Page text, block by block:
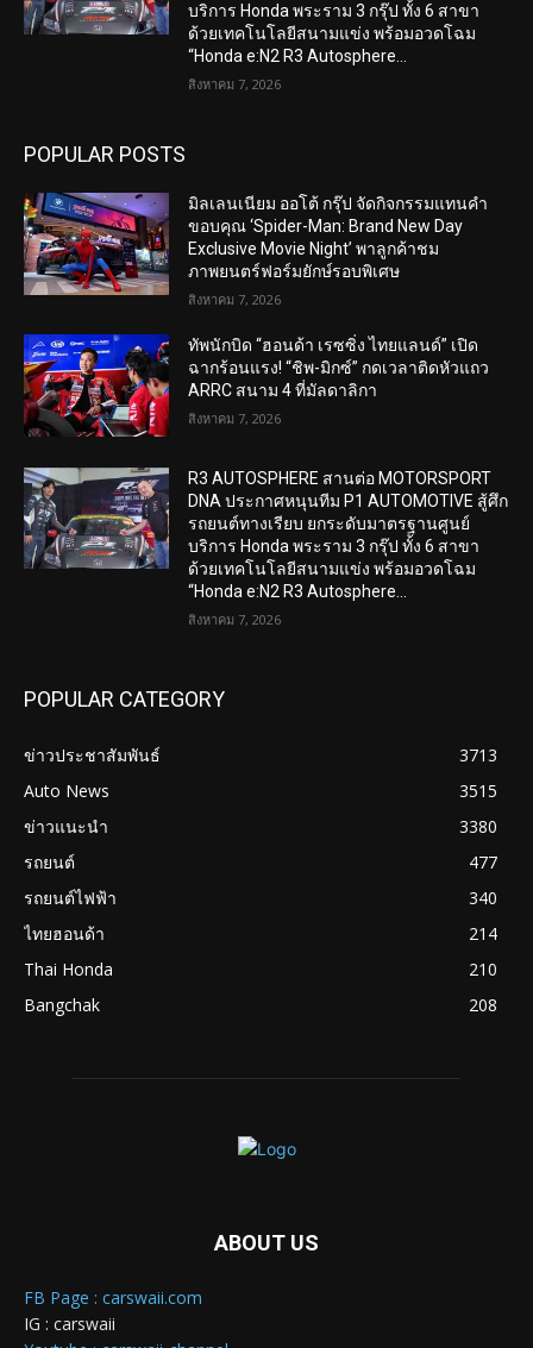
บริการ Honda พระราม 3 กรุ๊ป ทั้ง 6 สาขา
ด้วยเทคโนโลยีสนามแข่ง พร้อมอวดโฉม
“Honda e:N2 R3 Autosphere...
สิงหาคม 7, 2026
POPULAR POSTS
มิลเลนเนียม ออโต้ กรุ๊ป จัดกิจกรรมแทนคำ
ขอบคุณ ‘Spider-Man: Brand New Day
Exclusive Movie Night’ พาลูกค้าชม
ภาพยนตร์ฟอร์มยักษ์รอบพิเศษ
สิงหาคม 7, 2026
ทัพนักบิด “ฮอนด้า เรซซิ่ง ไทยแลนด์” เปิด
ฉากร้อนแรง! “ชิพ-มิกซ์” กดเวลาติดหัวแถว
ARRC สนาม 4 ที่มัลดาลิกา
สิงหาคม 7, 2026
R3 AUTOSPHERE สานต่อ MOTORSPORT
DNA ประกาศหนุนทีม P1 AUTOMOTIVE สู้ศึก
รถยนต์ทางเรียบ ยกระดับมาตรฐานศูนย์
บริการ Honda พระราม 3 กรุ๊ป ทั้ง 6 สาขา
ด้วยเทคโนโลยีสนามแข่ง พร้อมอวดโฉม
“Honda e:N2 R3 Autosphere...
สิงหาคม 7, 2026
POPULAR CATEGORY
ข่าวประชาสัมพันธ์
3713
Auto News
3515
ข่าวแนะนำ
3380
รถยนต์
477
รถยนต์ไฟฟ้า
340
ไทยฮอนด้า
214
Thai Honda
210
Bangchak
208
ABOUT US
FB Page : carswaii.com
IG : carswaii